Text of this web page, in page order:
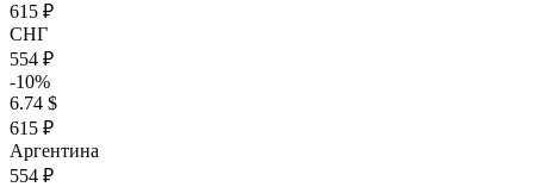
615 ₽
СНГ
554 ₽
-10%
6.74 $
615 ₽
Аргентина
554 ₽